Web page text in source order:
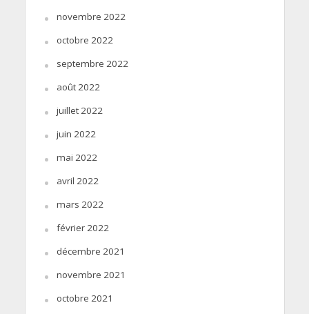
novembre 2022
octobre 2022
septembre 2022
août 2022
juillet 2022
juin 2022
mai 2022
avril 2022
mars 2022
février 2022
décembre 2021
novembre 2021
octobre 2021